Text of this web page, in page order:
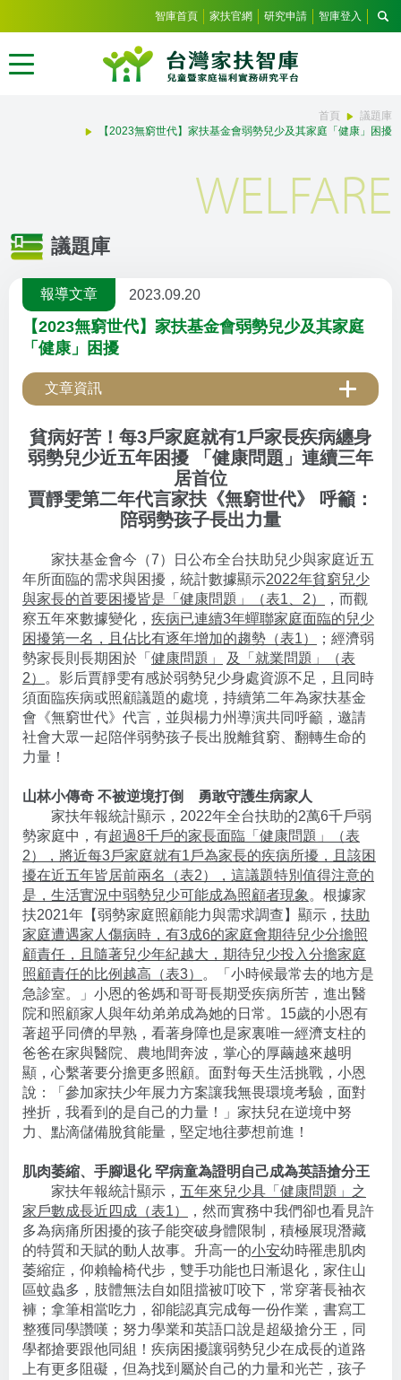
智庫首頁 家扶官網 研究申請 智庫登入
首頁
議題庫
【2023無窮世代】家扶基金會弱勢兒少及其家庭「健康」困擾
議題庫
WELFARE
報導文章 2023.09.20
【2023無窮世代】家扶基金會弱勢兒少及其家庭
「健康」困擾
文章資訊
貧病好苦！每3戶家庭就有1戶家長疾病纏身
弱勢兒少近五年困擾
「健康問題」連續三年
居首位
賈靜雯第二年代言家扶《無窮世代》
呼籲：
陪弱勢孩子長出力量
家扶基金會今（7）日公布全台扶助兒少與家庭近五
年所面臨的需求與困擾，統計數據顯示2022年貧窮兒少
與家長的首要困擾皆是「健康問題」（表1、2）
，而觀
察五年來數據變化， 疾病已連續3年蟬聯家庭面臨的兒少
困擾第一名，且佔比有逐年增加的趨勢（表1）
；經濟弱
勢家長則長期困於「 健康問題」
及「就業問題」（表
2）
。影后賈靜雯有感於弱勢兒少身處資源不足，且同時
須面臨疾病或照顧議題的處境，持續第二年為家扶基金
會《無窮世代》代言，並與楊力州導演共同呼籲，邀請
社會大眾一起陪伴弱勢孩子長出脫離貧窮、翻轉生命的
力量！
山林小傳奇 不被逆境打倒 勇敢守護生病家人
家扶年報統計顯示，2022年全台扶助的2萬6千戶弱
勢家庭中，有超過8千戶的家長面臨「健康問題」（表
2），將近每3戶家庭就有1戶為家長的疾病所擾，且該困
擾在近五年皆居前兩名（表2），這議題特別值得注意的
是，生活實況中弱勢兒少可能成為照顧者現象 。根據家
扶2021年【弱勢家庭照顧能力與需求調查】顯示， 扶助
家庭遭遇家人傷病時，有3成6的家庭會期待兒少分擔照
顧責任，且隨著兒少年紀越大，期待兒少投入分擔家庭
照顧責任的比例越高（表3）
。「小時候最常去的地方是
急診室。」小恩的爸媽和哥哥長期受疾病所苦，進出醫
院和照顧家人與年幼弟弟成為她的日常。15歲的小恩有
著超乎同儕的早熟，看著身障也是家裏唯一經濟支柱的
爸爸在家與醫院、農地間奔波，掌心的厚繭越來越明
顯，心繫著要分擔更多照顧。面對每天生活挑戰，小恩
說：「參加家扶少年展力方案讓我無畏環境考驗，面對
挫折，我看到的是自己的力量！」家扶兒在逆境中努
力、點滴儲備脫貧能量，堅定地往夢想前進！
肌肉萎縮、手腳退化 罕病童為證明自己成為英語搶分王
家扶年報統計顯示， 五年來兒少具「健康問題」之
家戶數成長近四成（表1）
，然而實務中我們卻也看見許
多為病痛所困擾的孩子能突破身體限制，積極展現潛藏
的特質和天賦的動人故事。升高一的小安幼時罹患肌肉
萎縮症，仰賴輪椅代步，雙手功能也日漸退化，家住山
區蚊蟲多，肢體無法自如阻擋被叮咬下，常穿著長袖衣
褲；拿筆相當吃力，卻能認真完成每一份作業，書寫工
整獲同學讚嘆；努力學業和英語口說是超級搶分王，同
學都搶要跟他同組！疾病困擾讓弱勢兒少在成長的道路
上有更多阻礙，但為找到屬於自己的力量和光芒，孩子